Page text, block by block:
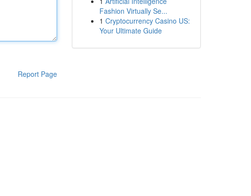
Report Page
Fashion Virtually Se...
1 Cryptocurrency Casino US:
Your Ultimate Guide